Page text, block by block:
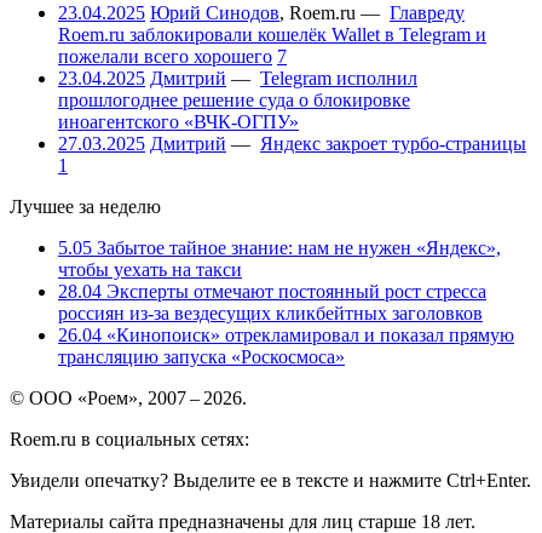
23.04.2025 Юрий Синодов, Roem.ru — Главреду
Roem.ru заблокировали кошелёк Wallet в Telegram и
пожелали всего хорошего 7
23.04.2025 Дмитрий — Telegram исполнил
прошлогоднее решение суда о блокировке
иноагентского «ВЧК-ОГПУ»
27.03.2025 Дмитрий — Яндекс закроет турбо-страницы
1
Лучшее за неделю
5.05 Забытое тайное знание: нам не нужен «Яндекс»,
чтобы уехать на такси
28.04 Эксперты отмечают постоянный рост стресса
россиян из-за вездесущих кликбейтных заголовков
26.04 «Кинопоиск» отрекламировал и показал прямую
трансляцию запуска «Роскосмоса»
© ООО «Роем», 2007 – 2026.
Roem.ru в социальных сетях:
Увидели опечатку? Выделите ее в тексте и нажмите Ctrl+Enter.
Материалы сайта предназначены для лиц старше 18 лет.